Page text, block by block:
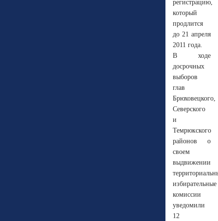
регистрацию,
который
продлится
до 21 апреля
2011 года.
В ходе
досрочных
выборов
глав
Брюховецкого,
Северского
и
Темрюкского
районов о
своем
выдвижении
избирательные
комиссии
уведомили
12